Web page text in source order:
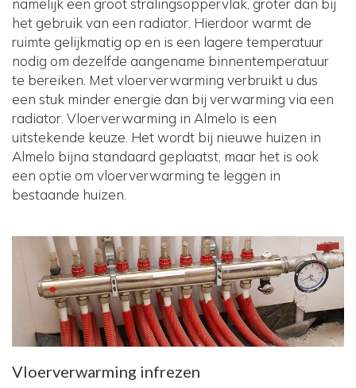
namelijk een groot stralingsoppervlak, groter dan bij
het gebruik van een radiator. Hierdoor warmt de
ruimte gelijkmatig op en is een lagere temperatuur
nodig om dezelfde aangename binnentemperatuur
te bereiken. Met vloerverwarming verbruikt u dus
een stuk minder energie dan bij verwarming via een
radiator. Vloerverwarming in Almelo is een
uitstekende keuze. Het wordt bij nieuwe huizen in
Almelo bijna standaard geplaatst, maar het is ook
een optie om vloerverwarming te leggen in
bestaande huizen.
Vloerverwarming infrezen